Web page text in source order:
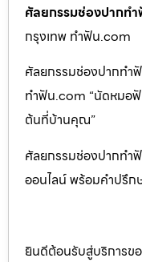
ศัลยกรรมช่องปากท
กรุงเทพ ทำฟัน.com
ศัลยกรรมช่องปากทำ
ทำฟัน.com “นัดหมอฟั
ต้นที่บ้านคุณ”
ศัลยกรรมช่องปากทำ
ออนไลน์ พร้อมคำปรึ
ยินดีต้อนรับสู่บริการข